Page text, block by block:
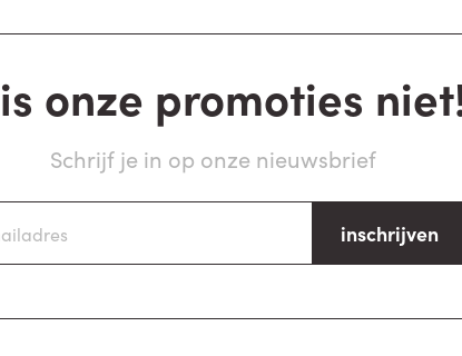
onze promoties
Schrijf je in op onze nieuwsbrief
inschrijven